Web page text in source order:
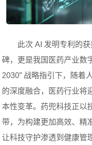
此次 AI 发明专利的
碑，更是我国医药产业数
2030” 战略指引下，随着
的深度融合，医药行业将
本性变革。药兜科技正以
带，为构建更加高效、精
让科技守护渗透到健康管